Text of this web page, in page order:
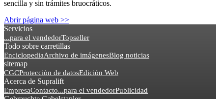
sencilla y sin trámites bruocráticos.
Abrir página web >>
Servicios
...para el vendedorTopseller
Todo sobre carretillas
EnciclopediaArchivo de imágenesBlog noticias
sitemap
CGCProtección de datosEdición Web
Acerca de Supralift
EmpresaContacto...para el vendedorPublicidad